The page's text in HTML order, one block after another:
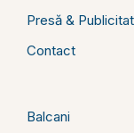
Presă &
Contact
Balcani